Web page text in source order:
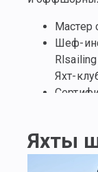
Мастер
Шеф-
Яхт-
IYT
Яхты